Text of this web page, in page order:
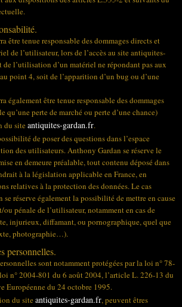
être tenue responsable des dommages directs et
de l’utilisateur, lors de l’accès au site antiquites-
de l’utilisation d’un matériel ne répondant pas aux
point 4, soit de l’apparition d’un bug ou d’une
également être tenue responsable des dommages
qu’une perte de marché ou perte d’une chance)
du site antiquites-gardan.fr.
de poser des questions dans l’espace
des utilisateurs. Anthony Gardan se réserve le
en demeure préalable, tout contenu déposé dans
à la législation applicable en France, en
relatives à la protection des données. Le cas
réserve également la possibilité de mettre en cause
pénale de l’utilisateur, notamment en cas de
injurieux, diffamant, ou pornographique, quel que
photographie…).
personnelles.
sont notamment protégées par la loi n° 78-
n° 2004-801 du 6 août 2004, l’article L. 226-13 du
Européenne du 24 octobre 1995.
du site antiquites-gardan.fr, peuvent êtres